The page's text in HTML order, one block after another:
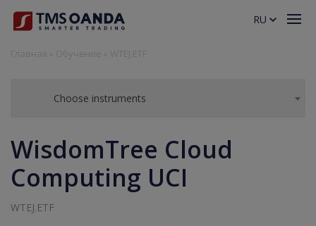
Choose instruments
WisdomTree Cloud
Computing UCI
WTEJ.ETF
RU